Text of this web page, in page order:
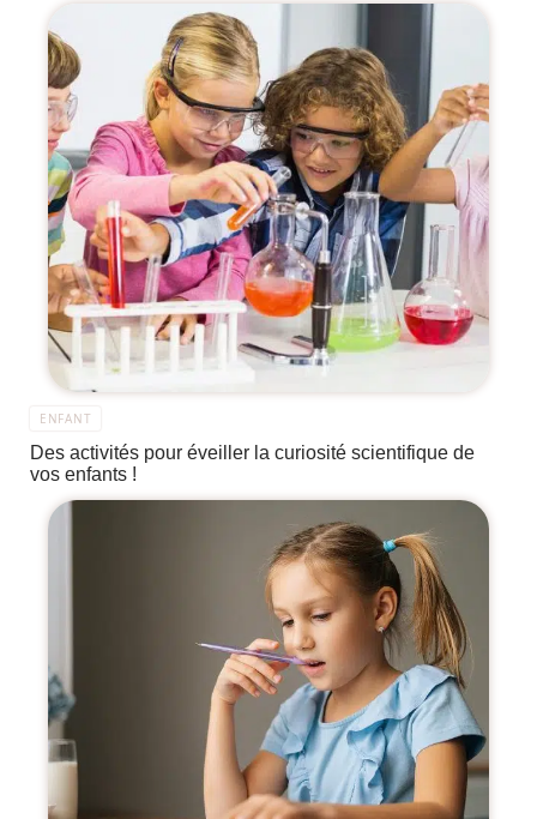
ENFANT
Des activités pour éveiller la curiosité scientifique de
vos enfants !